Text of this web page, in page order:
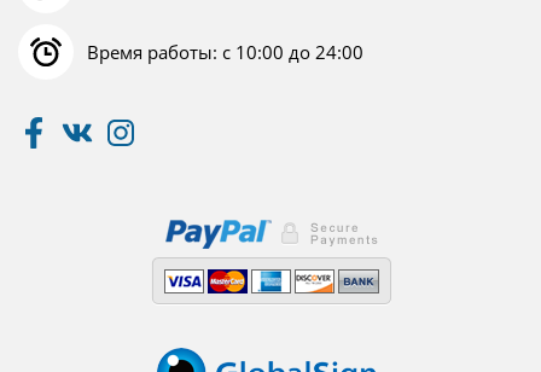
Время работы: с 10:00 до 24:00